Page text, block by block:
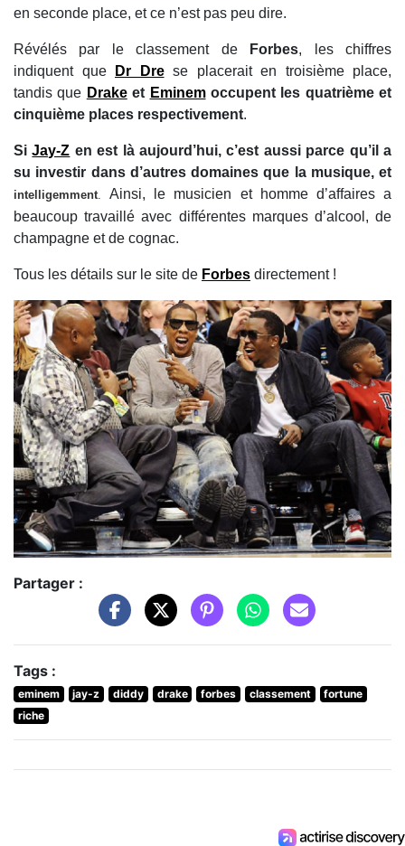
en seconde place, et ce n’est pas peu dire.
Révélés par le classement de Forbes, les chiffres
indiquent que
Dr Drese placerait en troisième place,
tandis que Drakeet Eminemoccupent les quatrième et
cinquième places respectivement.
SiJay-Z en est là aujourd’hui, c’est aussi parce qu’il a
su investir dans d’autres domaines que la musique, et
intelligemment.
Ainsi, le musicien et homme d’affaires a
beaucoup travaillé avec différentes marques d’alcool, de
champagne et de cognac.
Tous les détails sur le site de Forbes directement !
Partager :
Tags :
eminem jay-z diddy drake forbes classement
fortune
riche